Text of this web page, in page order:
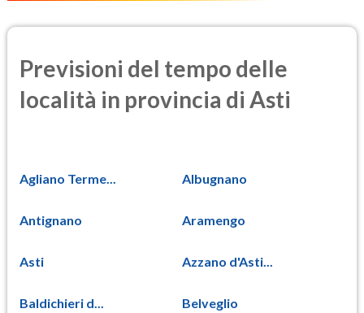
Previsioni del tempo delle
località in provincia di Asti
Agliano Terme... Albugnano
Antignano Aramengo
Asti Azzano d'Asti...
Baldichieri d... Belveglio